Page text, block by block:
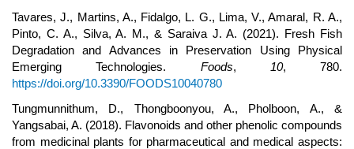
Tavares, J., Martins, A., Fidalgo, L. G., Lima, V., Amaral, R. A.,
Pinto, C. A., Silva, A. M., & Saraiva J. A. (2021). Fresh Fish
Degradation and Advances in Preservation Using Physical
Emerging Technologies. Foods, 10, 780.
https://doi.org/10.3390/FOODS10040780
Tungmunnithum, D., Thongboonyou, A., Pholboon, A., &
Yangsabai, A. (2018). Flavonoids and other phenolic compounds
from medicinal plants for pharmaceutical and medical aspects: